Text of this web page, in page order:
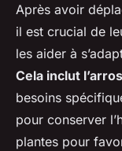
Après avoir
il est crucial de
les aider à
Cela inclut
besoins
pour conserver
plantes pour